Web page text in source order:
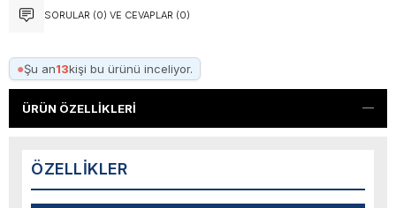
SORULAR (0) VE CEVAPLAR (0)
●Şu an13kişi bu ürünü inceliyor.
ÜRÜN ÖZELLIKLERI
ÖZELLIKLER